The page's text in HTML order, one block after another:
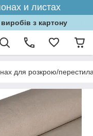
и листах
з картону
для розкрою/